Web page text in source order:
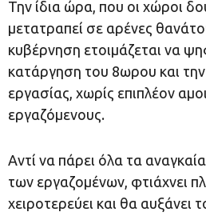
Την ίδια ώρα, που οι χώροι
μετατραπεί σε αρένες
κυβέρνηση ετοιμάζεται να
κατάργηση του 8ωρου και
εργασίας, χωρίς επιπλέον
εργαζόμενους.
Αντί να πάρει όλα τα
των εργαζομένων, φτιάχνει
χειροτερεύει και θα αυξάνει